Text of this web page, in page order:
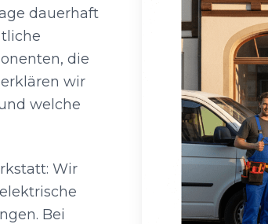
dauerhaft
die
wir
welche
Wir
Bei